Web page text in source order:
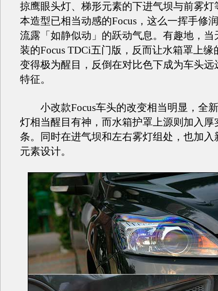
掠鹰眼头灯、梯形元素的下进气坝与前雾灯
本造型已相当动感的Focus，这么一挥手修
流露「如静似动」的跃动气息。有趣地，当
装的Focus TDCi五门版，反而让水箱罩上缘
变得极为醒目，反倒在对比色下成为车头远
特征。
小改款Focus车头的改变相当明显，全
灯相当醒目有神，而水箱护罩上源则加入厚
条。同时在进气坝和左右雾灯组处，也加入
元素设计。